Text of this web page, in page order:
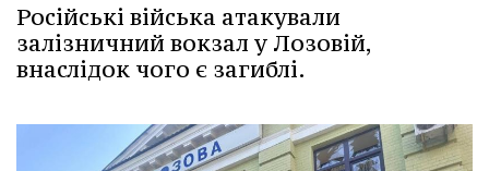
Російські війська атакували
залізничний вокзал у Лозовій,
внаслідок чого є загиблі.